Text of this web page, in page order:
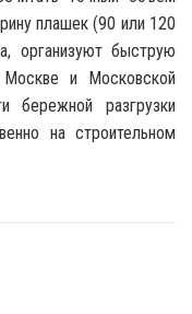
плашек (90 или 120
организуют быструю
Москве и Московской
бережной разгрузки
на строительном